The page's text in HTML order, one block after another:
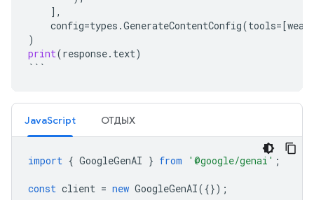
],
config=types .GenerateContentConfig(tools=[
)
print(response. text)
```
JavaScript ОТДЫХ
import { GoogleGenAI } from '@google/genai' ;
const client = new GoogleGenAI({});